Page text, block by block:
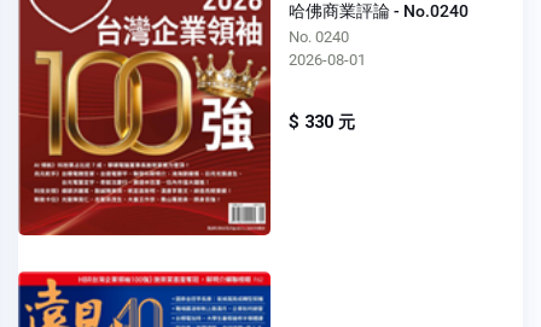
哈佛商業評論 - No.0240
No. 0240
2026-08-01
$ 330 元